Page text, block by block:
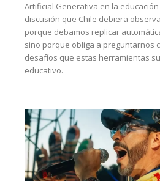
Artificial Generativa en la
discusión que Chile debiera
porque debamos replicar
sino porque obliga a preguntarnos
desafíos que estas herramientas
educativo.